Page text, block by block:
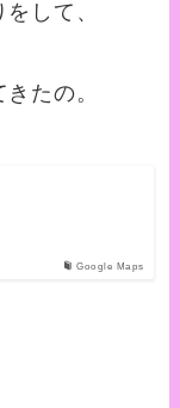
して、
たの。
Google Maps